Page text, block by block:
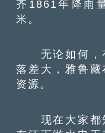
齐1861年降雨
米。
无论如何，
落差大，雅鲁
资源。
现在大家都